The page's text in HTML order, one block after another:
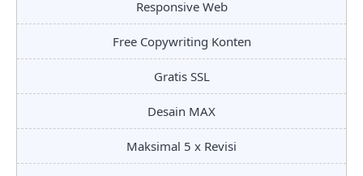
Responsive Web
Free Copywriting Konten
Gratis SSL
Desain MAX
Maksimal 5 x Revisi